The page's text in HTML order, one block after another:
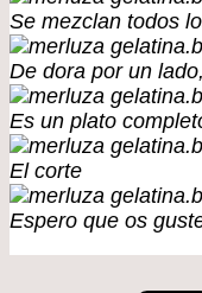
Se mezclan todos
De dora por un
Es un plato
El corte
Espero que os